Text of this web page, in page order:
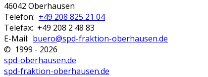
46042 Oberhausen
Telefon: +49 208 825 21 04
Telefax: +49 208 2 48 83
E-Mail: buero@spd-fraktion-oberhausen.de
© 1999 - 2026
spd-oberhausen.de
spd-fraktion-oberhausen.de